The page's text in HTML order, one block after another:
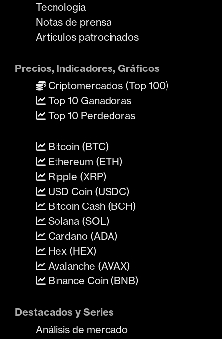
Tecnología
Notas de prensa
Artículos patrocinados
Precios, Indicadores, Gráficos
Criptomercados (Top 100)
Top 10 Ganadoras
Top 10 Perdedoras
Bitcoin (BTC)
Ethereum (ETH)
Ripple (XRP)
USD Coin (USDC)
Bitcoin Cash (BCH)
Solana (SOL)
Cardano (ADA)
Hex (HEX)
Avalanche (AVAX)
Binance Coin (BNB)
Destacados y Series
Análisis de mercado